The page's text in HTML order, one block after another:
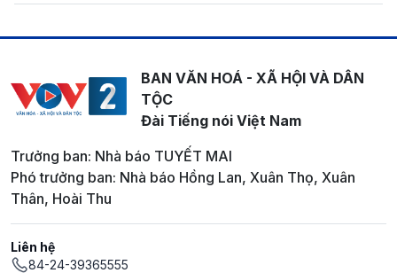
BAN VĂN HOÁ - XÃ HỘI VÀ DÂN
TỘC
Đài Tiếng nói Việt Nam
Trưởng ban: Nhà báo TUYẾT MAI
Phó trưởng ban: Nhà báo Hồng Lan, Xuân Thọ, Xuân
Thân, Hoài Thu
Liên hệ
84-24-39365555